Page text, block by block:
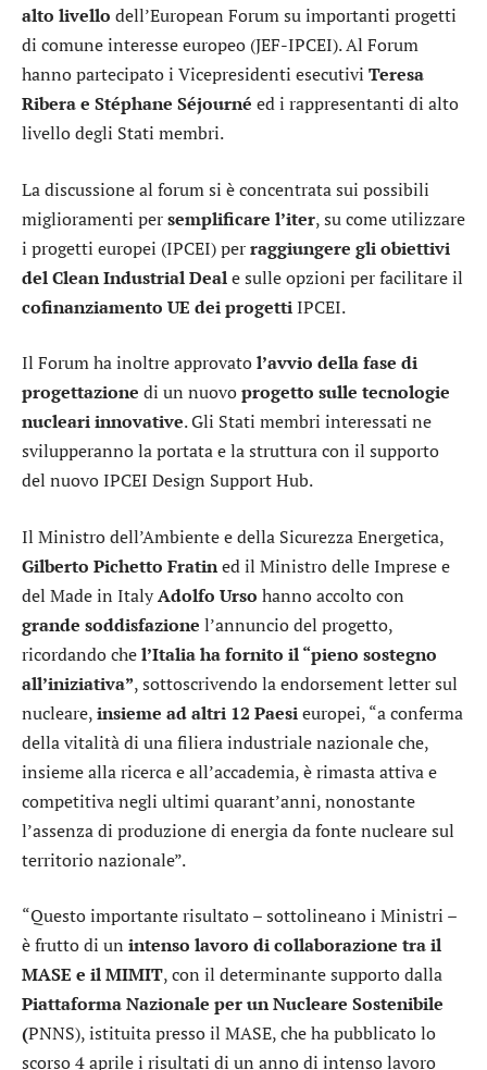
alto livello dell’European Forum su importanti progetti
di comune interesse europeo (JEF-IPCEI). Al Forum
hanno partecipato i Vicepresidenti esecutivi Teresa
Ribera e Stéphane Séjourné ed i rappresentanti di alto
livello degli Stati membri.
La discussione al forum si è concentrata sui possibili
miglioramenti persemplificare l’iter, su come utilizzare
i progetti europei (IPCEI) perraggiungere gli obiettivi
del Clean Industrial Deale sulle opzioni per facilitare il
cofinanziamento UE dei progettiIPCEI.
Il Forum ha inoltre approvatol’avvio della fase di
progettazione di un nuovoprogetto sulle tecnologie
nucleari innovative. Gli Stati membri interessati ne
svilupperanno la portata e la struttura con il supporto
del nuovo IPCEI Design Support Hub.
Il Ministro dell’Ambiente e della Sicurezza Energetica,
Gilberto Pichetto Fratined il Ministro delle Imprese e
del Made in ItalyAdolfo Urso hanno accolto con
grande soddisfazione l’annuncio del progetto,
ricordando chel’Italia ha fornito il “pieno sostegno
all’iniziativa”, sottoscrivendo la endorsement letter sul
nucleare,insieme ad altri 12 Paesieuropei, “a conferma
della vitalità di una filiera industriale nazionale che,
insieme alla ricerca e all’accademia, è rimasta attiva e
competitiva negli ultimi quarant’anni, nonostante
l’assenza di produzione di energia da fonte nucleare sul
territorio nazionale”.
“Questo importante risultato – sottolineano i Ministri –
è frutto di un intenso lavoro di collaborazione tra il
MASE e il MIMIT, con il determinante supporto dalla
Piattaforma Nazionale per un Nucleare Sostenibile
(PNNS), istituita presso il MASE, che ha pubblicato lo
scorso 4 aprile i risultati di un anno di intenso lavoro